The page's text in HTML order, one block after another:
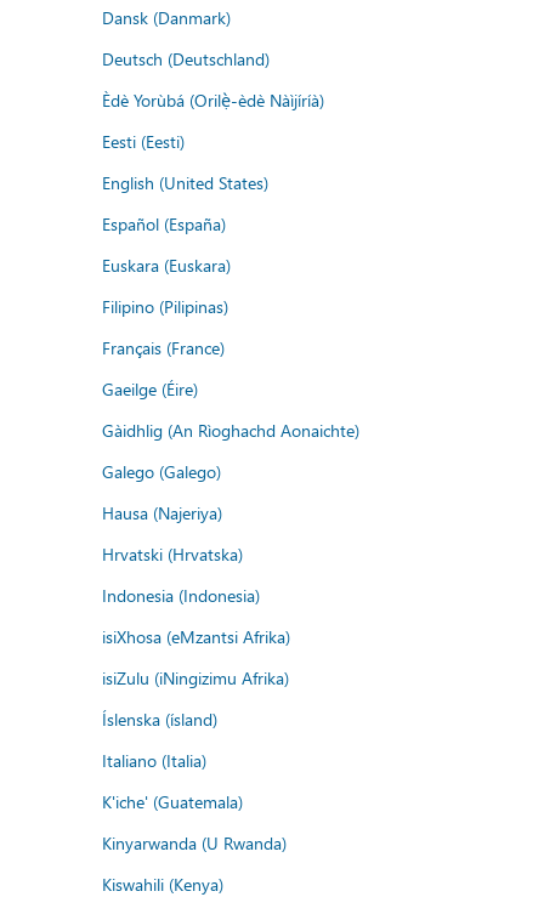
Dansk (Danmark)
Deutsch (Deutschland)
Èdè Yorùbá (Orilẹ̀-èdè Nàìjíríà)
Eesti (Eesti)
English (United States)
Español (España)
Euskara (Euskara)
Filipino (Pilipinas)
Français (France)
Gaeilge (Éire)
Gàidhlig (An Rìoghachd Aonaichte)
Galego (Galego)
Hausa (Najeriya)
Hrvatski (Hrvatska)
Indonesia (Indonesia)
isiXhosa (eMzantsi Afrika)
isiZulu (iNingizimu Afrika)
Íslenska (ísland)
Italiano (Italia)
K'iche' (Guatemala)
Kinyarwanda (U Rwanda)
Kiswahili (Kenya)